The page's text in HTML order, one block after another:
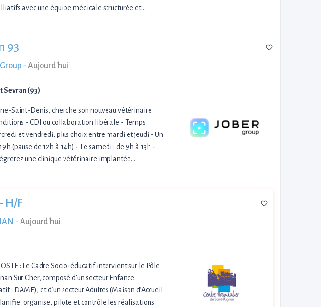
avec une équipe médicale structurée et…
93
- Aujourd'hui
Sevran (93)
Saint-Denis, cherche son nouveau vétérinaire
- CDI ou collaboration libérale - Temps
et vendredi, plus choix entre mardi et jeudi - Un
(pause de 12h à 14h) - Le samedi : de 9h à 13h -
une clinique vétérinaire implantée…
H/F
- Aujourd'hui
: Le Cadre Socio-éducatif intervient sur le Pôle
Sur Cher, composé d’un secteur Enfance
: DAME), et d’un secteur Adultes (Maison d’Accueil
organise, pilote et contrôle les réalisations